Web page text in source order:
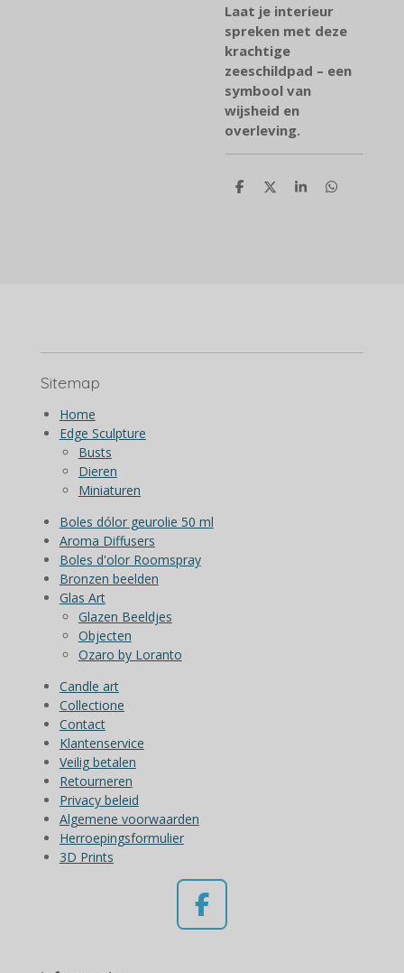
Laat je interieur
spreken met deze
krachtige
zeeschildpad – een
symbool van
wijsheid en
overleving.
D
D
S
D
Sitemap
Home
Edge Sculpture
Busts
Dieren
Miniaturen
Boles dólor geurolie 50 ml
Aroma Diffusers
Boles d'olor Roomspray
Bronzen beelden
Glas Art
Glazen Beeldjes
Objecten
Ozaro by Loranto
Candle art
Collectione
Contact
Klantenservice
Veilig betalen
Retourneren
Privacy beleid
Algemene voorwaarden
Herroepingsformulier
3D Prints
F